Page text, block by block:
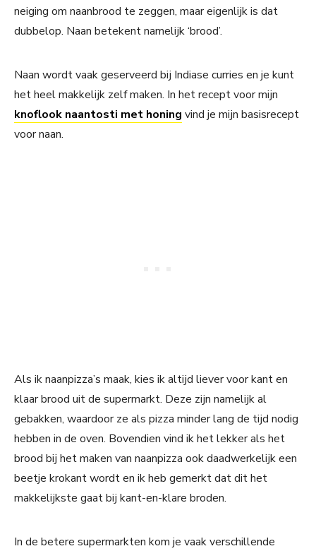
neiging om naanbrood te zeggen, maar eigenlijk is dat
dubbelop. Naan betekent namelijk ‘brood’.
Naan wordt vaak geserveerd bij Indiase curries en je kunt
het heel makkelijk zelf maken. In het recept voor mijn
knoflook naantosti met honing vind je mijn basisrecept
voor naan.
Als ik naanpizza’s maak, kies ik altijd liever voor kant en
klaar brood uit de supermarkt. Deze zijn namelijk al
gebakken, waardoor ze als pizza minder lang de tijd nodig
hebben in de oven. Bovendien vind ik het lekker als het
brood bij het maken van naanpizza ook daadwerkelijk een
beetje krokant wordt en ik heb gemerkt dat dit het
makkelijkste gaat bij kant-en-klare broden.
In de betere supermarkten kom je vaak verschillende